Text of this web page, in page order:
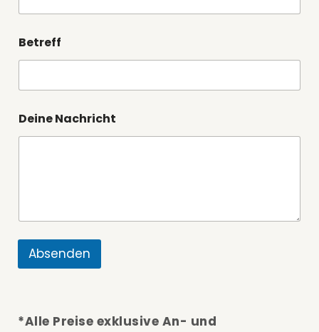
n
N
a
c
r
c
Betreff
Deine Nachricht
Absenden
*Alle Preise exklusive An- und